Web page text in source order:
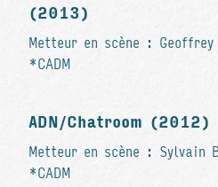
(2013)
Metteur en scène :
*CADM
ADN/Chatroom (2012)
Metteur en scène : Sylvain
*CADM